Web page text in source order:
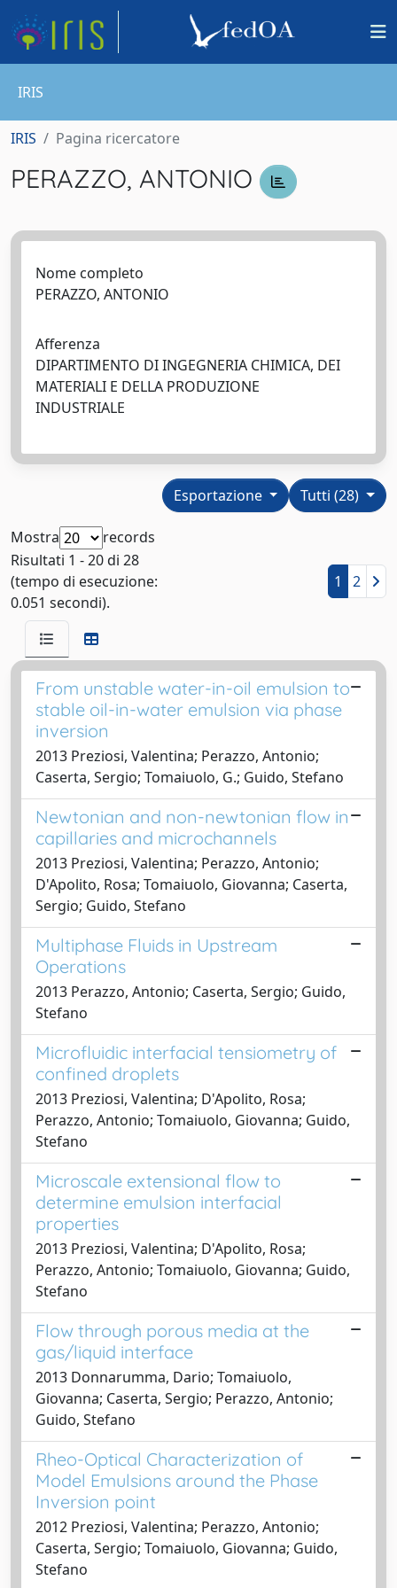
IRIS
IRIS Pagina ricercatore
PERAZZO, ANTONIO
Nome completo
PERAZZO, ANTONIO
Afferenza
DIPARTIMENTO DI INGEGNERIA CHIMICA, DEI
MATERIALI E DELLA PRODUZIONE
INDUSTRIALE
Tutti (28)
Esportazione
Mostra
records
Risultati 1 - 20 di 28
(tempo di esecuzione:
0.051 secondi).
1 2
From unstable water-in-oil emulsion to
stable oil-in-water emulsion via phase
inversion
2013 Preziosi, Valentina; Perazzo, Antonio;
Caserta, Sergio; Tomaiuolo, G.; Guido, Stefano
Newtonian and non-newtonian flow in
capillaries and microchannels
2013 Preziosi, Valentina; Perazzo, Antonio;
D'Apolito, Rosa; Tomaiuolo, Giovanna; Caserta,
Sergio; Guido, Stefano
Multiphase Fluids in Upstream
Operations
2013 Perazzo, Antonio; Caserta, Sergio; Guido,
Stefano
Microfluidic interfacial tensiometry of
confined droplets
2013 Preziosi, Valentina; D'Apolito, Rosa;
Perazzo, Antonio; Tomaiuolo, Giovanna; Guido,
Stefano
Microscale extensional flow to
determine emulsion interfacial
properties
2013 Preziosi, Valentina; D'Apolito, Rosa;
Perazzo, Antonio; Tomaiuolo, Giovanna; Guido,
Stefano
Flow through porous media at the
gas/liquid interface
2013 Donnarumma, Dario; Tomaiuolo,
Giovanna; Caserta, Sergio; Perazzo, Antonio;
Guido, Stefano
Rheo-Optical Characterization of
Model Emulsions around the Phase
Inversion point
2012 Preziosi, Valentina; Perazzo, Antonio;
Caserta, Sergio; Tomaiuolo, Giovanna; Guido,
Stefano